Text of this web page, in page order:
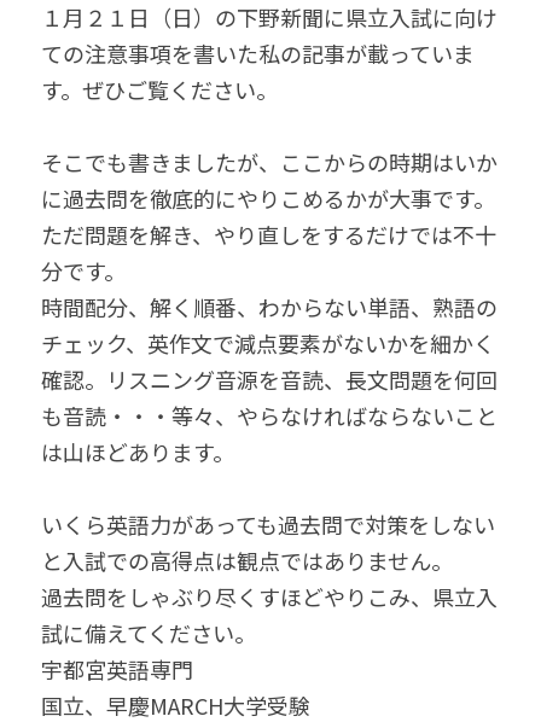
１月２１日（日）の下野新聞に県立入試に向け
ての注意事項を書いた私の記事が載っていま
す。ぜひご覧ください。
そこでも書きましたが、ここからの時期はいか
に過去問を徹底的にやりこめるかが大事です。
ただ問題を解き、やり直しをするだけでは不十
分です。
時間配分、解く順番、わからない単語、熟語の
チェック、英作文で減点要素がないかを細かく
確認。リスニング音源を音読、長文問題を何回
も音読・・・等々、やらなければならないこと
は山ほどあります。
いくら英語力があっても過去問で対策をしない
と入試での高得点は観点ではありません。
過去問をしゃぶり尽くすほどやりこみ、県立入
試に備えてください。
宇都宮英語専門
国立、早慶MARCH大学受験